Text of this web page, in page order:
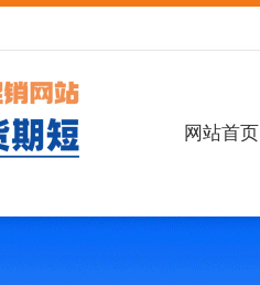
网站首页